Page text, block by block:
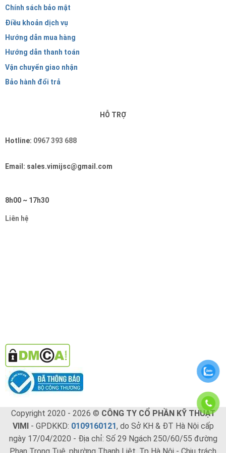
Chính sách bảo mật
Điều khoản dịch vụ
Hướng dẫn mua hàng
Hướng dẫn thanh toán
Vận chuyển giao nhận
Bảo hành đổi trả
HỖ TRỢ
Hotline: 0967 393 688
Email: sales.vimijsc@gmail.com
8h00 ~ 17h30
Liên hệ
Copyright 2020 - 2026 © CÔNG TY CỔ PHẦN KỸ THUẬT
VIMI
- GPDKKD: 0109160121, do Sở KH & ĐT Hà Nội cấp
ngày 17/04/2020 - Địa chỉ: Số 29 Ngách 250/60/55 đường